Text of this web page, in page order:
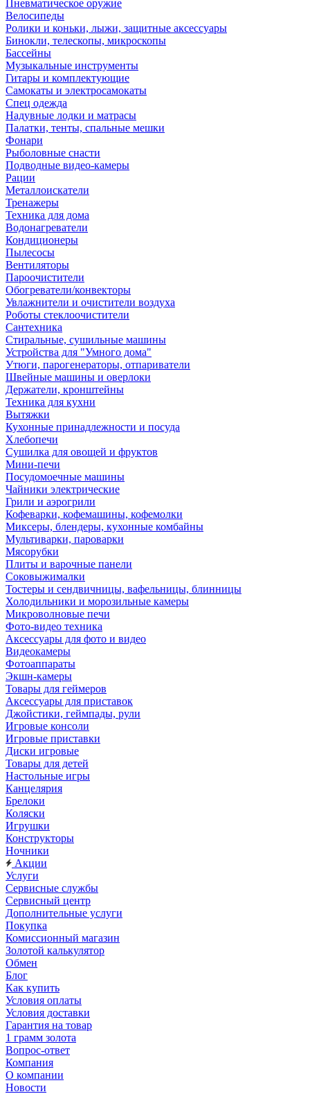
Пневматическое оружие
Велосипеды
Ролики и коньки, лыжи, защитные аксессуары
Бинокли, телескопы, микроскопы
Бассейны
Музыкальные инструменты
Гитары и комплектующие
Самокаты и электросамокаты
Спец одежда
Надувные лодки и матрасы
Палатки, тенты, спальные мешки
Фонари
Рыболовные снасти
Подводные видео-камеры
Рации
Металлоискатели
Тренажеры
Техника для дома
Водонагреватели
Кондиционеры
Пылесосы
Вентиляторы
Пароочистители
Обогреватели/конвекторы
Увлажнители и очистители воздуха
Роботы стеклоочистители
Сантехника
Стиральные, сушильные машины
Устройства для "Умного дома"
Утюги, парогенераторы, отпариватели
Швейные машины и оверлоки
Держатели, кронштейны
Техника для кухни
Вытяжки
Кухонные принадлежности и посуда
Хлебопечи
Сушилка для овощей и фруктов
Мини-печи
Посудомоечные машины
Чайники электрические
Грили и аэрогрили
Кофеварки, кофемашины, кофемолки
Миксеры, блендеры, кухонные комбайны
Мультиварки, пароварки
Мясорубки
Плиты и варочные панели
Соковыжималки
Тостеры и сендвичницы, вафельницы, блинницы
Холодильники и морозильные камеры
Микроволновые печи
Фото-видео техника
Аксессуары для фото и видео
Видеокамеры
Фотоаппараты
Экшн-камеры
Товары для геймеров
Аксессуары для приставок
Джойстики, геймпады, рули
Игровые консоли
Игровые приставки
Диски игровые
Товары для детей
Настольные игры
Канцелярия
Брелоки
Коляски
Игрушки
Конструкторы
Ночники
Акции
Услуги
Сервисные службы
Сервисный центр
Дополнительные услуги
Покупка
Комиссионный магазин
Золотой калькулятор
Обмен
Блог
Как купить
Условия оплаты
Условия доставки
Гарантия на товар
1 грамм золота
Вопрос-ответ
Компания
О компании
Новости